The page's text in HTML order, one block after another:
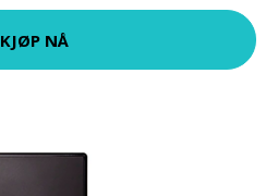
KJØP NÅ